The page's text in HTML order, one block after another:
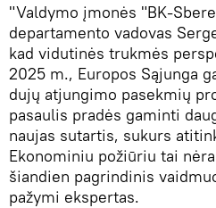
"Valdymo įmonės "BK-
departamento vadovas
kad vidutinės trukmės
2025 m., Europos Sąjunga
dujų atjungimo pasekmių
pasaulis pradės gaminti
naujas sutartis, sukurs
Ekonominiu požiūriu tai
šiandien pagrindinis
pažymi ekspertas.